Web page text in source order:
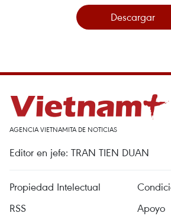
Descargar
AGENCIA VIETNAMITA DE NOTICIAS
Editor en jefe: TRAN TIEN DUAN
Propiedad Intelectual
RSS
Apoyo